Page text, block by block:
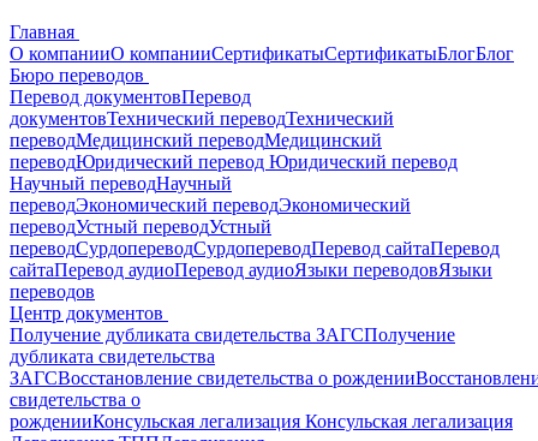
Главная
О компанииО компанииСертификатыСертификатыБлогБлог
Бюро переводов
Перевод документовПеревод
документовТехнический переводТехнический
переводМедицинский переводМедицинский
переводЮридический перевод Юридический перевод
Научный переводНаучный
переводЭкономический переводЭкономический
переводУстный переводУстный
переводСурдопереводСурдопереводПеревод сайтаПеревод
сайтаПеревод аудиоПеревод аудиоЯзыки переводовЯзыки
переводов
Центр документов
Получение дубликата свидетельства ЗАГСПолучение
дубликата свидетельства
ЗАГСВосстановление свидетельства о рождении
свидетельства о
рожденииКонсульская легализация Консульская легализация